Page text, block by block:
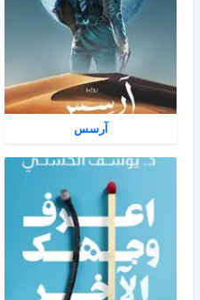
آرسس